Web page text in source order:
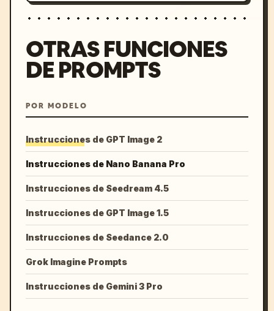
OTRAS FUNCIONES
DE PROMPTS
POR MODELO
Instrucciones de GPT Image 2
Instrucciones de Nano Banana Pro
Instrucciones de Seedream 4.5
Instrucciones de GPT Image 1.5
Instrucciones de Seedance 2.0
Grok Imagine Prompts
Instrucciones de Gemini 3 Pro